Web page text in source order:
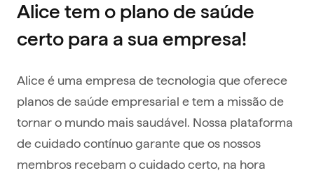
Alice tem o plano de saúde
certo para a sua empresa!
Alice é uma empresa de tecnologia que oferece
planos de saúde empresarial e tem a missão de
tornar o mundo mais saudável. Nossa plataforma
de cuidado contínuo garante que os nossos
membros recebam o cuidado certo, na hora